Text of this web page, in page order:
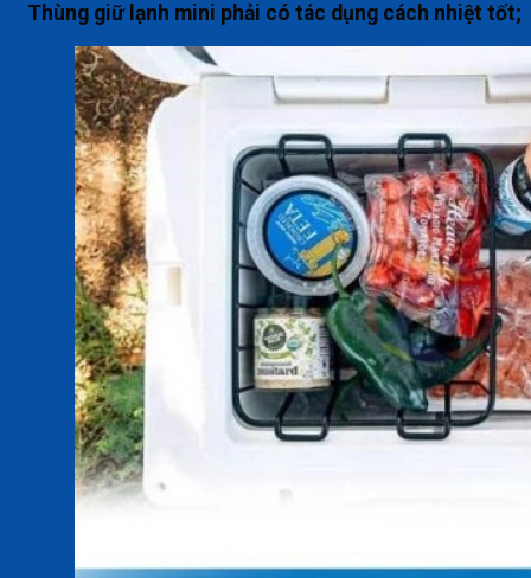
Thùng giữ lạnh mini phải có tác dụng cách nhiệt tốt;